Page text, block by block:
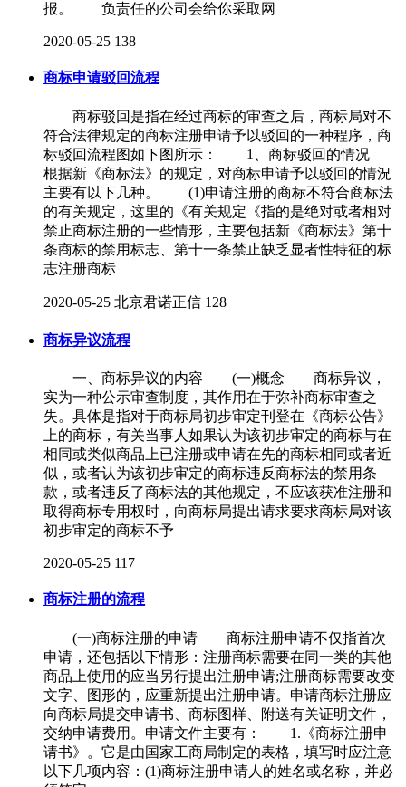
报。 负责任的公司会给你采取网
2020-05-25 138
商标申请驳回流程
商标驳回是指在经过商标的审查之后，商标局对不
符合法律规定的商标注册申请予以驳回的一种程序，商
标驳回流程图如下图所示： 1、商标驳回的情况
根据新《商标法》的规定，对商标申请予以驳回的情況
主要有以下几种。 (1)申请注册的商标不符合商标法
的有关规定，这里的《有关规定《指的是绝对或者相对
禁止商标注册的一些情形，主要包括新《商标法》第十
条商标的禁用标志、第十一条禁止缺乏显者性特征的标
志注册商标
2020-05-25 北京君诺正信 128
商标异议流程
一、商标异议的内容 (一)概念 商标异议，
实为一种公示审查制度，其作用在于弥补商标审查之
失。具体是指对于商标局初步审定刊登在《商标公告》
上的商标，有关当事人如果认为该初步审定的商标与在
相同或类似商品上已注册或申请在先的商标相同或者近
似，或者认为该初步审定的商标违反商标法的禁用条
款，或者违反了商标法的其他规定，不应该获准注册和
取得商标专用权时，向商标局提出请求要求商标局对该
初步审定的商标不予
2020-05-25 117
商标注册的流程
(一)商标注册的申请 商标注册申请不仅指首次
申请，还包括以下情形：注册商标需要在同一类的其他
商品上使用的应当另行提出注册申请;注册商标需要改变
文字、图形的，应重新提出注册申请。申请商标注册应
向商标局提交申请书、商标图样、附送有关证明文件，
交纳申请费用。申请文件主要有： 1.《商标注册申
请书》。它是由国家工商局制定的表格，填写时应注意
以下几项内容：(1)商标注册申请人的姓名或名称，并必